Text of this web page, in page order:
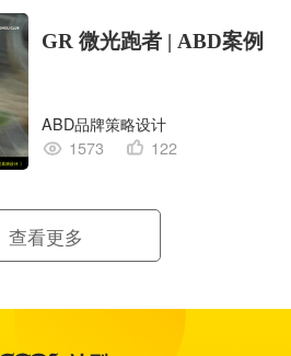
GR 微光跑者 | ABD案例
ABD品牌策略设计
1573
122
查看更多